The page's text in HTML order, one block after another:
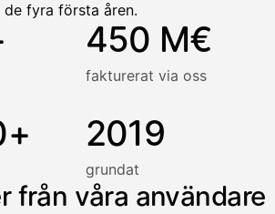
fyra första åren.
450 M€
fakturerat via oss
2019
grundat
från våra användare